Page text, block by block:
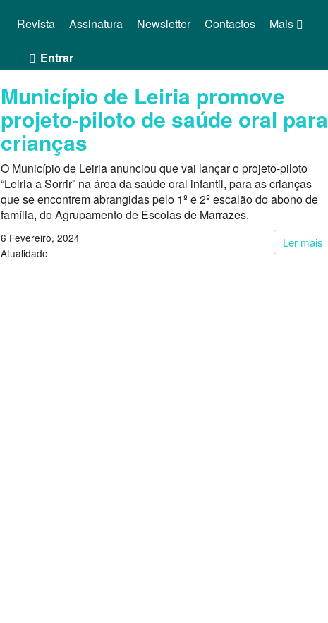
Mais
Revista Assinatura Newsletter Contactos
Entrar
Município de Leiria promove
projeto-piloto de saúde oral para
crianças
O Município de Leiria anunciou que vai lançar o projeto-piloto
“Leiria a Sorrir” na área da saúde oral infantil, para as crianças
que se encontrem abrangidas pelo 1º e 2º escalão do abono de
família, do Agrupamento de Escolas de Marrazes.
Ler mais
6 Fevereiro, 2024
Atualidade